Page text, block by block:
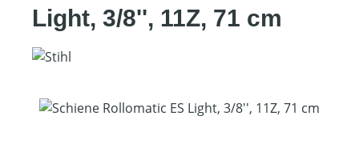
Light, 3/8'', 11Z, 71 cm
Bildergalerie überspringen